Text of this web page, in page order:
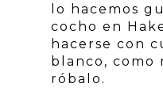
lo hacemos
cocho en
hacerse con
blanco, como
róbalo.